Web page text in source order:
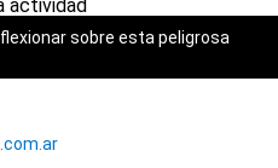
sobre esta peligrosa